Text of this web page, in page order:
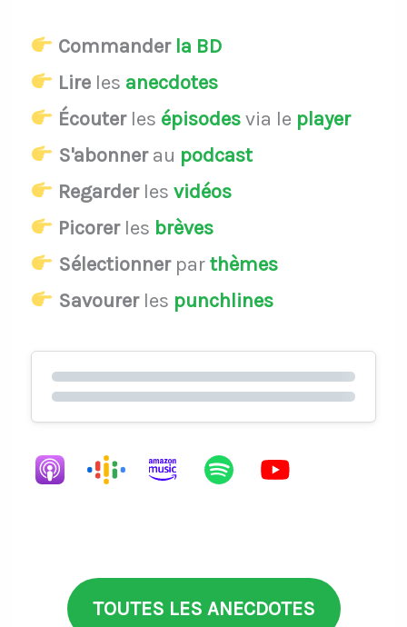
Commander la BD
Lireles anecdotes
Écouterles épisodesvia le player
S'abonnerau podcast
Regarderles vidéos
Picorerles brèves
Sélectionnerparthèmes
Savourerles punchlines
TOUTES LES ANECDOTES